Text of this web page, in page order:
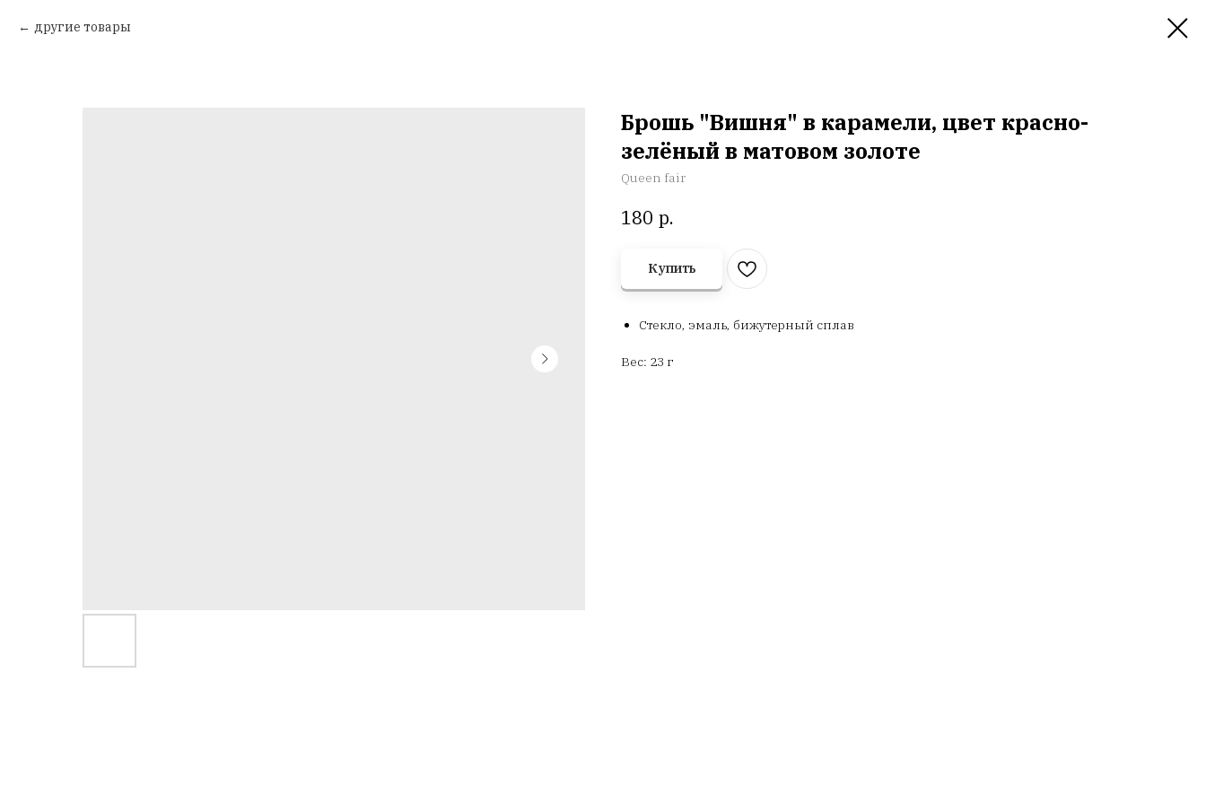
другие товары
Брошь "Вишня" в карамели, цвет красно-
зелёный в матовом золоте
Queen fair
180 р.
Купить
Стекло, эмаль, бижутерный сплав
Вес: 23 г